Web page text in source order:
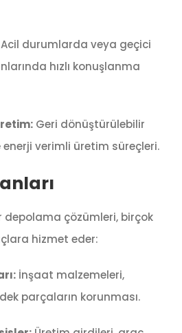
durumlarda veya geçici
hızlı konuşlanma
Geri dönüştürülebilir
verimli üretim süreçleri.
depolama çözümleri, birçok
hizmet eder:
İnşaat malzemeleri,
parçaların korunması.